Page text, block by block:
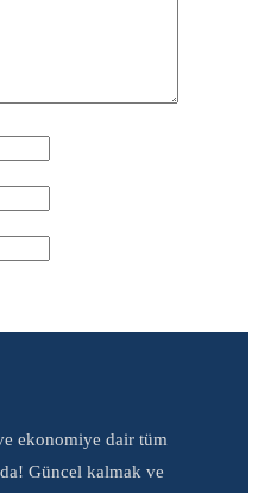
ekonomiye dair tüm
Güncel kalmak ve